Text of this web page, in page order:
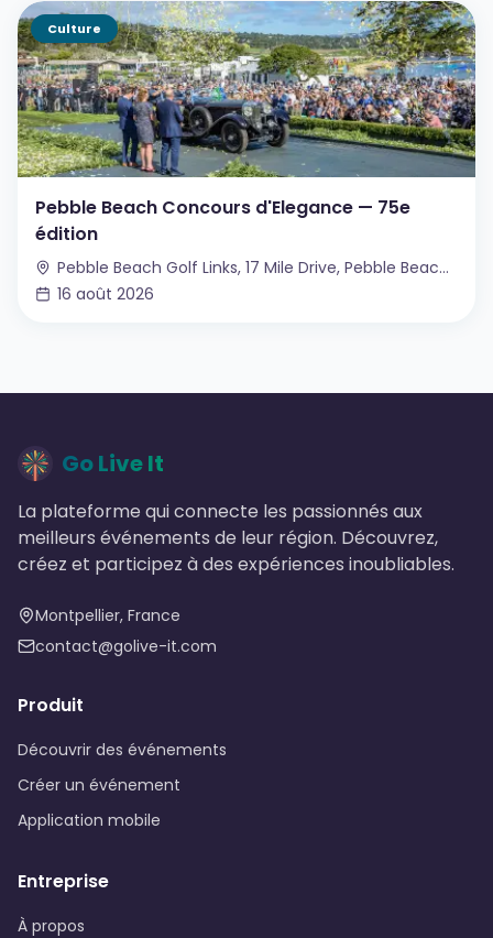
Culture
Pebble Beach Concours d'Elegance — 75e
édition
Pebble Beach Golf Links, 17 Mile Drive, Pebble Beach, Californie, USA
16 août 2026
Go Live It
La plateforme qui connecte les passionnés aux
meilleurs événements de leur région. Découvrez,
créez et participez à des expériences inoubliables.
Montpellier, France
contact@golive-it.com
Produit
Découvrir des événements
Créer un événement
Application mobile
Entreprise
À propos